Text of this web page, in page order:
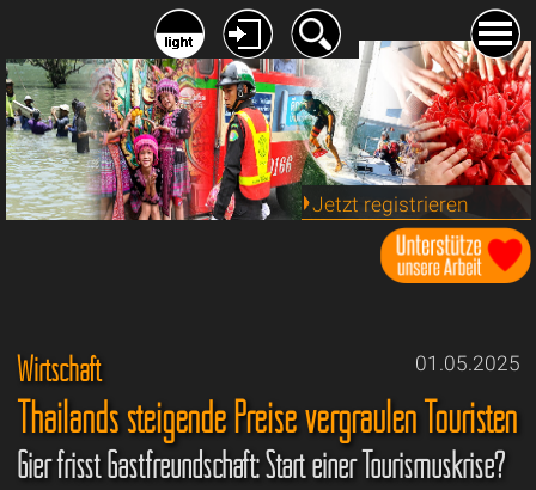
Jetzt registrieren
01.05.2025
Wirtschaft
Thailands steigende Preise vergraulen Touristen
Gier frisst Gastfreundschaft: Start einer Tourismuskrise?